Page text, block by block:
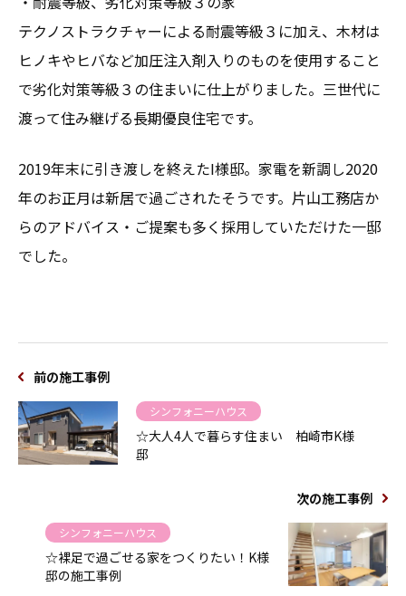
テクノストラクチャーによる耐震等級３に加え、木材は
ヒノキやヒバなど加圧注入剤入りのものを使用すること
で劣化対策等級３の住まいに仕上がりました。三世代に
渡って住み継げる長期優良住宅です。
2019年末に引き渡しを終えたI様邸。家電を新調し2020
年のお正月は新居で過ごされたそうです。片山工務店か
らのアドバイス・ご提案も多く採用していただけた一邸
でした。
前の施工事例
シンフォニーハウス
☆大人4人で暮らす住まい 柏崎市K様
邸
次の施工事例
シンフォニーハウス
☆裸足で過ごせる家をつくりたい！K様
邸の施工事例